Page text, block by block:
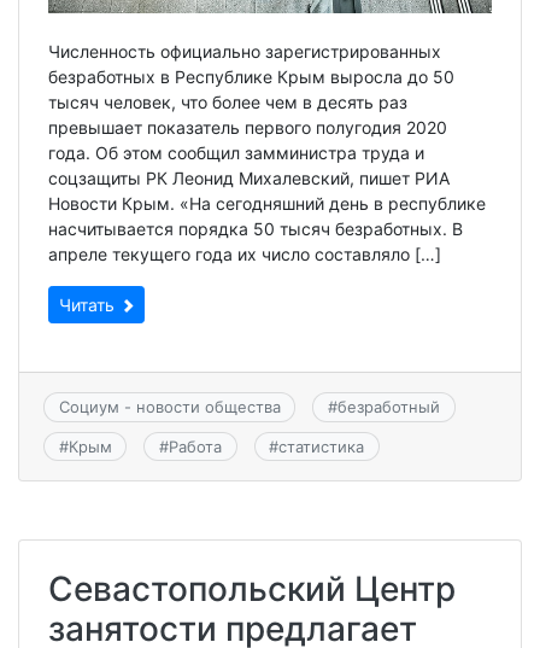
Численность официально зарегистрированных
безработных в Республике Крым выросла до 50
тысяч человек, что более чем в десять раз
превышает показатель первого полугодия 2020
года. Об этом сообщил замминистра труда и
соцзащиты РК Леонид Михалевский, пишет РИА
Новости Крым. «На сегодняшний день в республике
насчитывается порядка 50 тысяч безработных. В
апреле текущего года их число составляло […]
Читать
Социум - новости общества #безработный
#Крым #Работа #статистика
Севастопольский Центр
занятости предлагает